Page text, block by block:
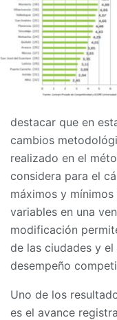
destacar que en
cambios
realizado en el
considera para el
máximos y
variables en una
modificación
de las ciudades y
desempeño
Uno de los
es el avance